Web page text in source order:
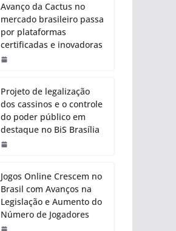
Avanço da Cactus no
mercado brasileiro passa
por plataformas
certificadas e inovadoras
Projeto de legalização
dos cassinos e o controle
do poder público em
destaque no BiS Brasília
Jogos Online Crescem no
Brasil com Avanços na
Legislação e Aumento do
Número de Jogadores